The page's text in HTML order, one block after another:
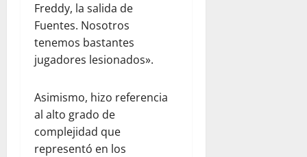
Freddy, la salida de
Fuentes. Nosotros
tenemos bastantes
jugadores lesionados».
Asimismo, hizo referencia
al alto grado de
complejidad que
representó en los